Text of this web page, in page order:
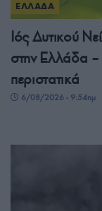
ΕΛΛΑΔΑ
Ιός Δυτικού
στην Ελλάδα –
περιστατικά
6/08/2026 - 9:54πμ